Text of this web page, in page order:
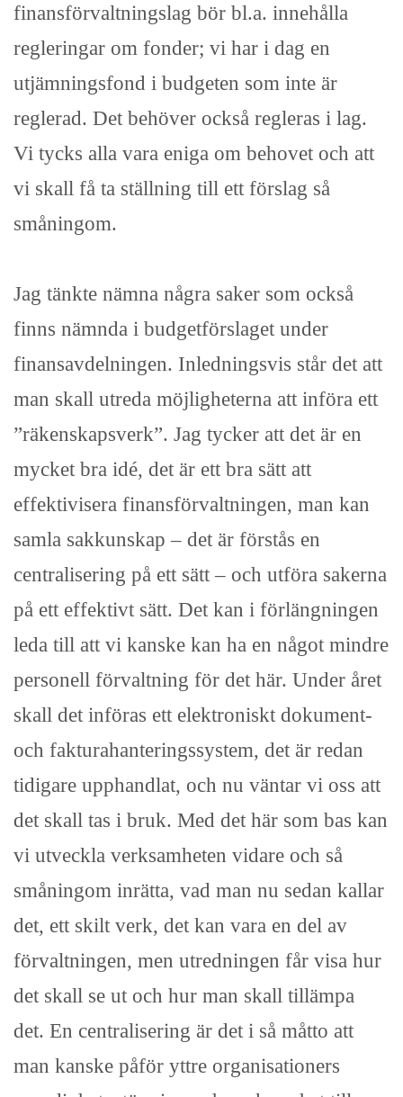
finansförvaltningslag bör bl.a. innehålla
regleringar om fonder; vi har i dag en
utjämningsfond i budgeten som inte är
reglerad. Det behöver också regleras i lag.
Vi tycks alla vara eniga om behovet och att
vi skall få ta ställning till ett förslag så
småningom.
Jag tänkte nämna några saker som också
finns nämnda i budgetförslaget under
finansavdelningen. Inledningsvis står det att
man skall utreda möjligheterna att införa ett
”räkenskapsverk”. Jag tycker att det är en
mycket bra idé, det är ett bra sätt att
effektivisera finansförvaltningen, man kan
samla sakkunskap – det är förstås en
centralisering på ett sätt – och utföra sakerna
på ett effektivt sätt. Det kan i förlängningen
leda till att vi kanske kan ha en något mindre
personell förvaltning för det här. Under året
skall det införas ett elektroniskt dokument-
och fakturahanteringssystem, det är redan
tidigare upphandlat, och nu väntar vi oss att
det skall tas i bruk. Med det här som bas kan
vi utveckla verksamheten vidare och så
småningom inrätta, vad man nu sedan kallar
det, ett skilt verk, det kan vara en del av
förvaltningen, men utredningen får visa hur
det skall se ut och hur man skall tillämpa
det. En centralisering är det i så måtto att
man kanske påför yttre organisationers